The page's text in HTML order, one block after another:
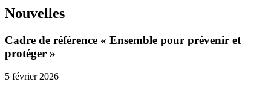
Nouvelles
Cadre de référence « Ensemble pour prévenir et
protéger »
5 février 2026